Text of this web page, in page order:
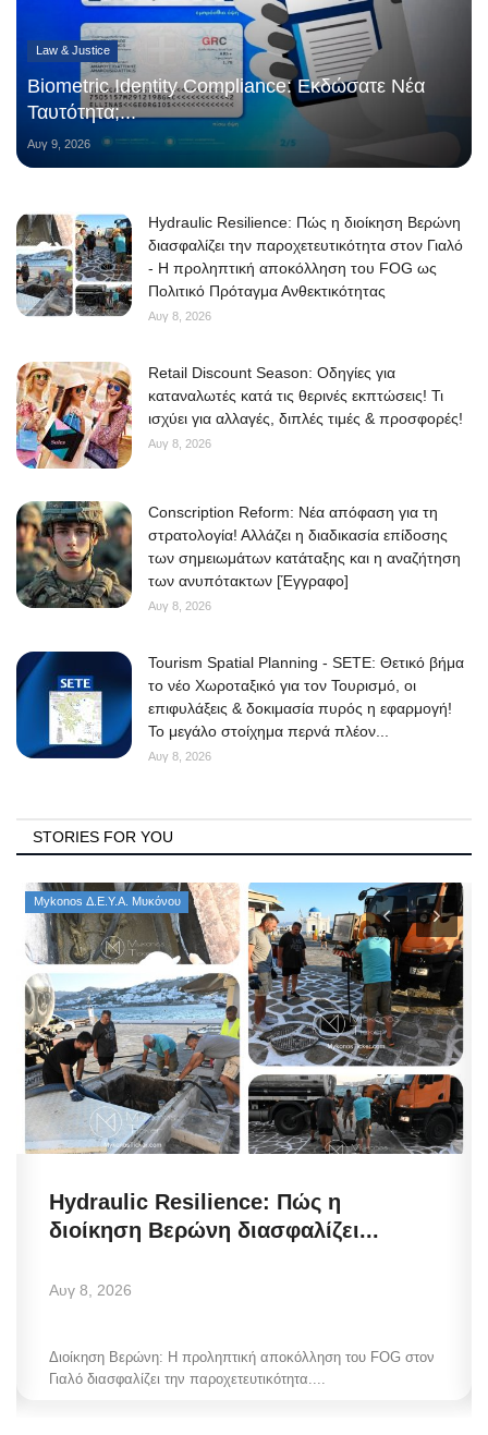
Law & Justice
Biometric Identity Compliance: Εκδώσατε Νέα
Ταυτότητα;...
Αυγ 9, 2026
Hydraulic Resilience: Πώς η διοίκηση Βερώνη
διασφαλίζει την παροχετευτικότητα στον Γιαλό
- Η προληπτική αποκόλληση του FOG ως
Πολιτικό Πρόταγμα Ανθεκτικότητας
Αυγ 8, 2026
Retail Discount Season: Οδηγίες για
καταναλωτές κατά τις θερινές εκπτώσεις! Τι
ισχύει για αλλαγές, διπλές τιμές & προσφορές!
Αυγ 8, 2026
Conscription Reform: Νέα απόφαση για τη
στρατολογία! Αλλάζει η διαδικασία επίδοσης
των σημειωμάτων κατάταξης και η αναζήτηση
των ανυπότακτων [Έγγραφο]
Αυγ 8, 2026
Tourism Spatial Planning - SETE: Θετικό βήμα
το νέο Χωροταξικό για τον Τουρισμό, οι
επιφυλάξεις & δοκιμασία πυρός η εφαρμογή!
Το μεγάλο στοίχημα περνά πλέον...
Αυγ 8, 2026
STORIES FOR YOU
Mykonos Δ.Ε.Υ.Α. Μυκόνου
Hydraulic Resilience: Πώς η
διοίκηση Βερώνη διασφαλίζει...
Αυγ 8, 2026
Διοίκηση Βερώνη: Η προληπτική αποκόλληση του FOG στον
Γιαλό διασφαλίζει την παροχετευτικότητα....